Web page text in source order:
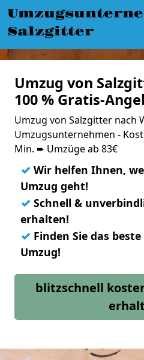
Salzgitter
Umzug von
100 % Gratis-
Umzug von Salzgitter nach
Umzugsunternehmen -
Min. ➨ Umzüge ab 83€
✓ Wir helfen Ihnen,
Umzug geht!
✓ Schnell &
erhalten!
✓ Finden Sie das
Umzug!
blitzschnell